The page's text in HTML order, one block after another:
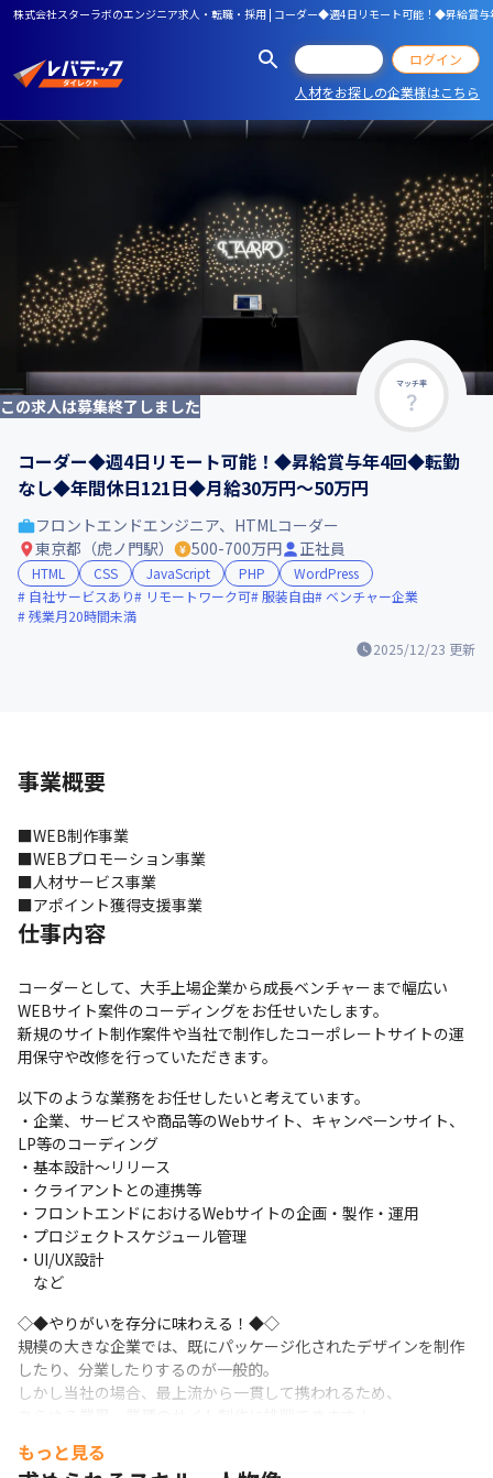
株式会社スターラボのエンジニア求人・転職・採用 | コーダー◆週4日リモート可能！◆昇給
ログイン
人材をお探しの企業様はこちら
マッチ率
この求人は募集終了しました
コーダー◆週4日リモート可能！◆昇給賞与年4回◆転勤
なし◆年間休日121日◆月給30万円～50万円
2025/12/23 更新
フロントエンドエンジニア、HTMLコーダー
東京都（虎ノ門駅）
500-700万円 正社員
HTML CSS JavaScript PHP
WordPress
自社サービスあり
リモートワーク可 服装自由
ベンチャー企業
残業月20時間未満
事業概要
■WEB制作事業
■WEBプロモーション事業
■人材サービス事業
■アポイント獲得支援事業
仕事内容
コーダーとして、大手上場企業から成長ベンチャーまで幅広い
WEBサイト案件のコーディングをお任せいたします。
新規のサイト制作案件や当社で制作したコーポレートサイトの運
用保守や改修を行っていただきます。
以下のような業務をお任せしたいと考えています。
・企業、サービスや商品等のWebサイト、キャンペーンサイト、
LP等のコーディング
・基本設計～リリース
・クライアントとの連携等
・フロントエンドにおけるWebサイトの企画・製作・運用
・プロジェクトスケジュール管理
・UI/UX設計
など
◇◆やりがいを存分に味わえる！◆◇
規模の大きな企業では、既にパッケージ化されたデザインを制作
したり、分業したりするのが一般的。
しかし当社の場合、最上流から一貫して携われるため、
Webサイトを企画段階から皆で考えたり、プロジェクトの1から10
もっと見る